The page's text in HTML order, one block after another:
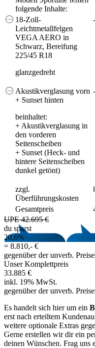
folgende Inhalte:
18-Zoll-
Leichtmetallfelgen
VEGA AERO in
Schwarz, Bereifung
225/45 R18
glanzgedreht
Akustikverglasung vorn
+ Sunset hinten
beinhaltet:
+ Akustikverglasung in
den vorderen
Seitenscheiben
+ Sunset (Heck- und
hintere Seitenscheiben
dunkel getönt)
zzgl.
Überführungskosten
Gesamtpreis
UPE 42.695 €
du sparst
20,6%
= 8.810,- €
gegenüber der unverb.
Unser Komplettpreis
33.885 €
inkl. 19% MwSt.
gegenüber der unverb.
Es handelt sich hier um ein
erst nach erteiltem
weitere optionale Extras
Gerne erstellen wir dir ein
deinen Wünschen. Frag uns